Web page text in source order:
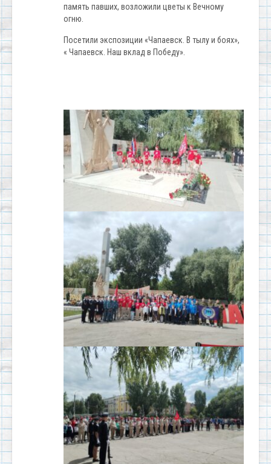
память павших, возложили цветы к Вечному
огню.
Посетили экспозиции «Чапаевск. В тылу и боях»,
« Чапаевск. Наш вклад в Победу».